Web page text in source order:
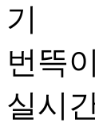
기
번뜩
실시